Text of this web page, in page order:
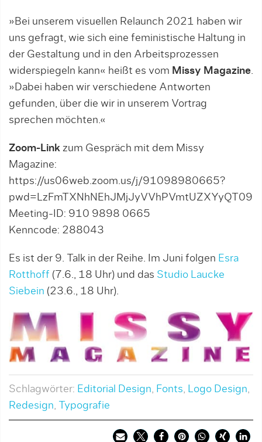
»Bei unserem visuellen Relaunch 2021 haben wir
uns gefragt, wie sich eine feministische Haltung in
der Gestaltung und in den Arbeitsprozessen
widerspiegeln kann« heißt es vom Missy Magazine.
»Dabei haben wir verschiedene Antworten
gefunden, über die wir in unserem Vortrag
sprechen möchten.«
Zoom-Link zum Gespräch mit dem Missy
Magazine:
https://us06web.zoom.us/j/91098980665?
pwd=LzFmTXNhNEhJMjJyVVhPVmtUZXYyQT09
Meeting-ID: 910 9898 0665
Kenncode: 288043
Es ist der 9. Talk in der Reihe. Im Juni folgen Esra
Rotthoff (7.6., 18 Uhr) und das Studio Laucke
Siebein (23.6., 18 Uhr).
Schlagwörter: Editorial Design, Fonts, Logo Design,
Redesign, Typografie